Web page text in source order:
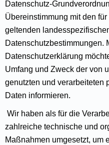
Datenschutz-
Übereinstimmung mit den für
geltenden
Datenschutzbestimmungen.
Datenschutzerklärung
Umfang und Zweck der von
genutzten und verarbeiteten
Daten informieren.
Wir haben als für die
zahlreiche technische und
Maßnahmen umgesetzt, um